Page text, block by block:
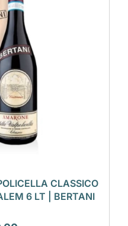
CLASSICO
6 LT | BERTANI